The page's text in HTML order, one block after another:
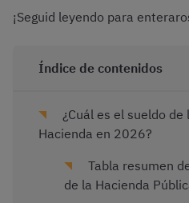
¡Seguid leyendo para
Índice de contenidos
¿Cuál es el sueldo de
Hacienda en 2026?
Tabla resumen
de la Hacienda